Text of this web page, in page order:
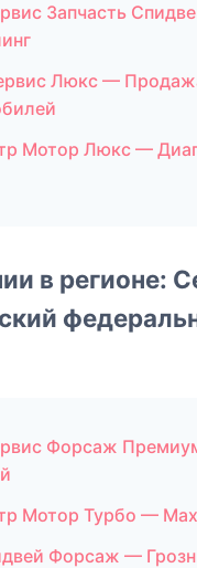
Запчасть
Люкс —
Мотор Люкс —
в регионе:
Форсаж
Мотор Турбо —
Форсаж —